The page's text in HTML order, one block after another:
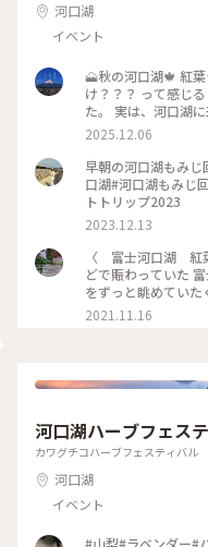
河口湖
イベント
🗻秋の河口湖🍁 紅葉シーズン🍁 日本人はどちらにお出か
け？？？ って感じ
た。 実は、河口湖に来るのは2023年夏以来の二年振り😂 友人
の都合上 ライトア
の秋景色、楽しんできました。 🗻富士山
なったりでしたが💦 🗻写
っぷ山梨 #山梨県 #
色 #秋 #ことりっぷ
2025.12.06
早朝の河口湖もみじ回廊。
口湖#河口湖もみじ
トトリップ2023
2023.12.13
〈 富士河口湖 紅葉まつり 〉 特産
どで賑わっていた
をずっと眺めてい
山はまた美しく！ 目に焼
葉 #富士河口湖紅
2021.11.16
河口湖ハーブフェス
カワグチコハーブフェスティバル
河口湖
イベント